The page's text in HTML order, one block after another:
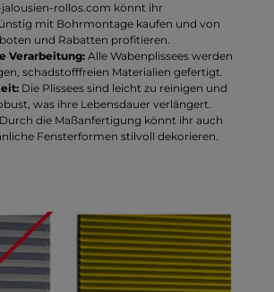
rollos.com könnt ihr
mit Bohrmontage kaufen und von
und Rabatten profitieren.
Verarbeitung:Alle Wabenplissees werden
schadstofffreien Materialien gefertigt.
Die Plissees sind leicht zu reinigen und
was ihre Lebensdauer verlängert.
Durch die Maßanfertigung könnt ihr auch
Fensterformen stilvoll dekorieren.